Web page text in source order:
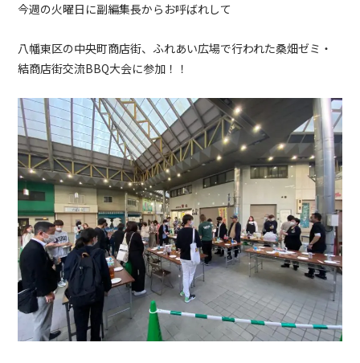
今週の火曜日に副編集長からお呼ばれして
八幡東区の中央町商店街、ふれあい広場で行われた桑畑ゼミ・
結商店街交流BBQ大会に参加！！